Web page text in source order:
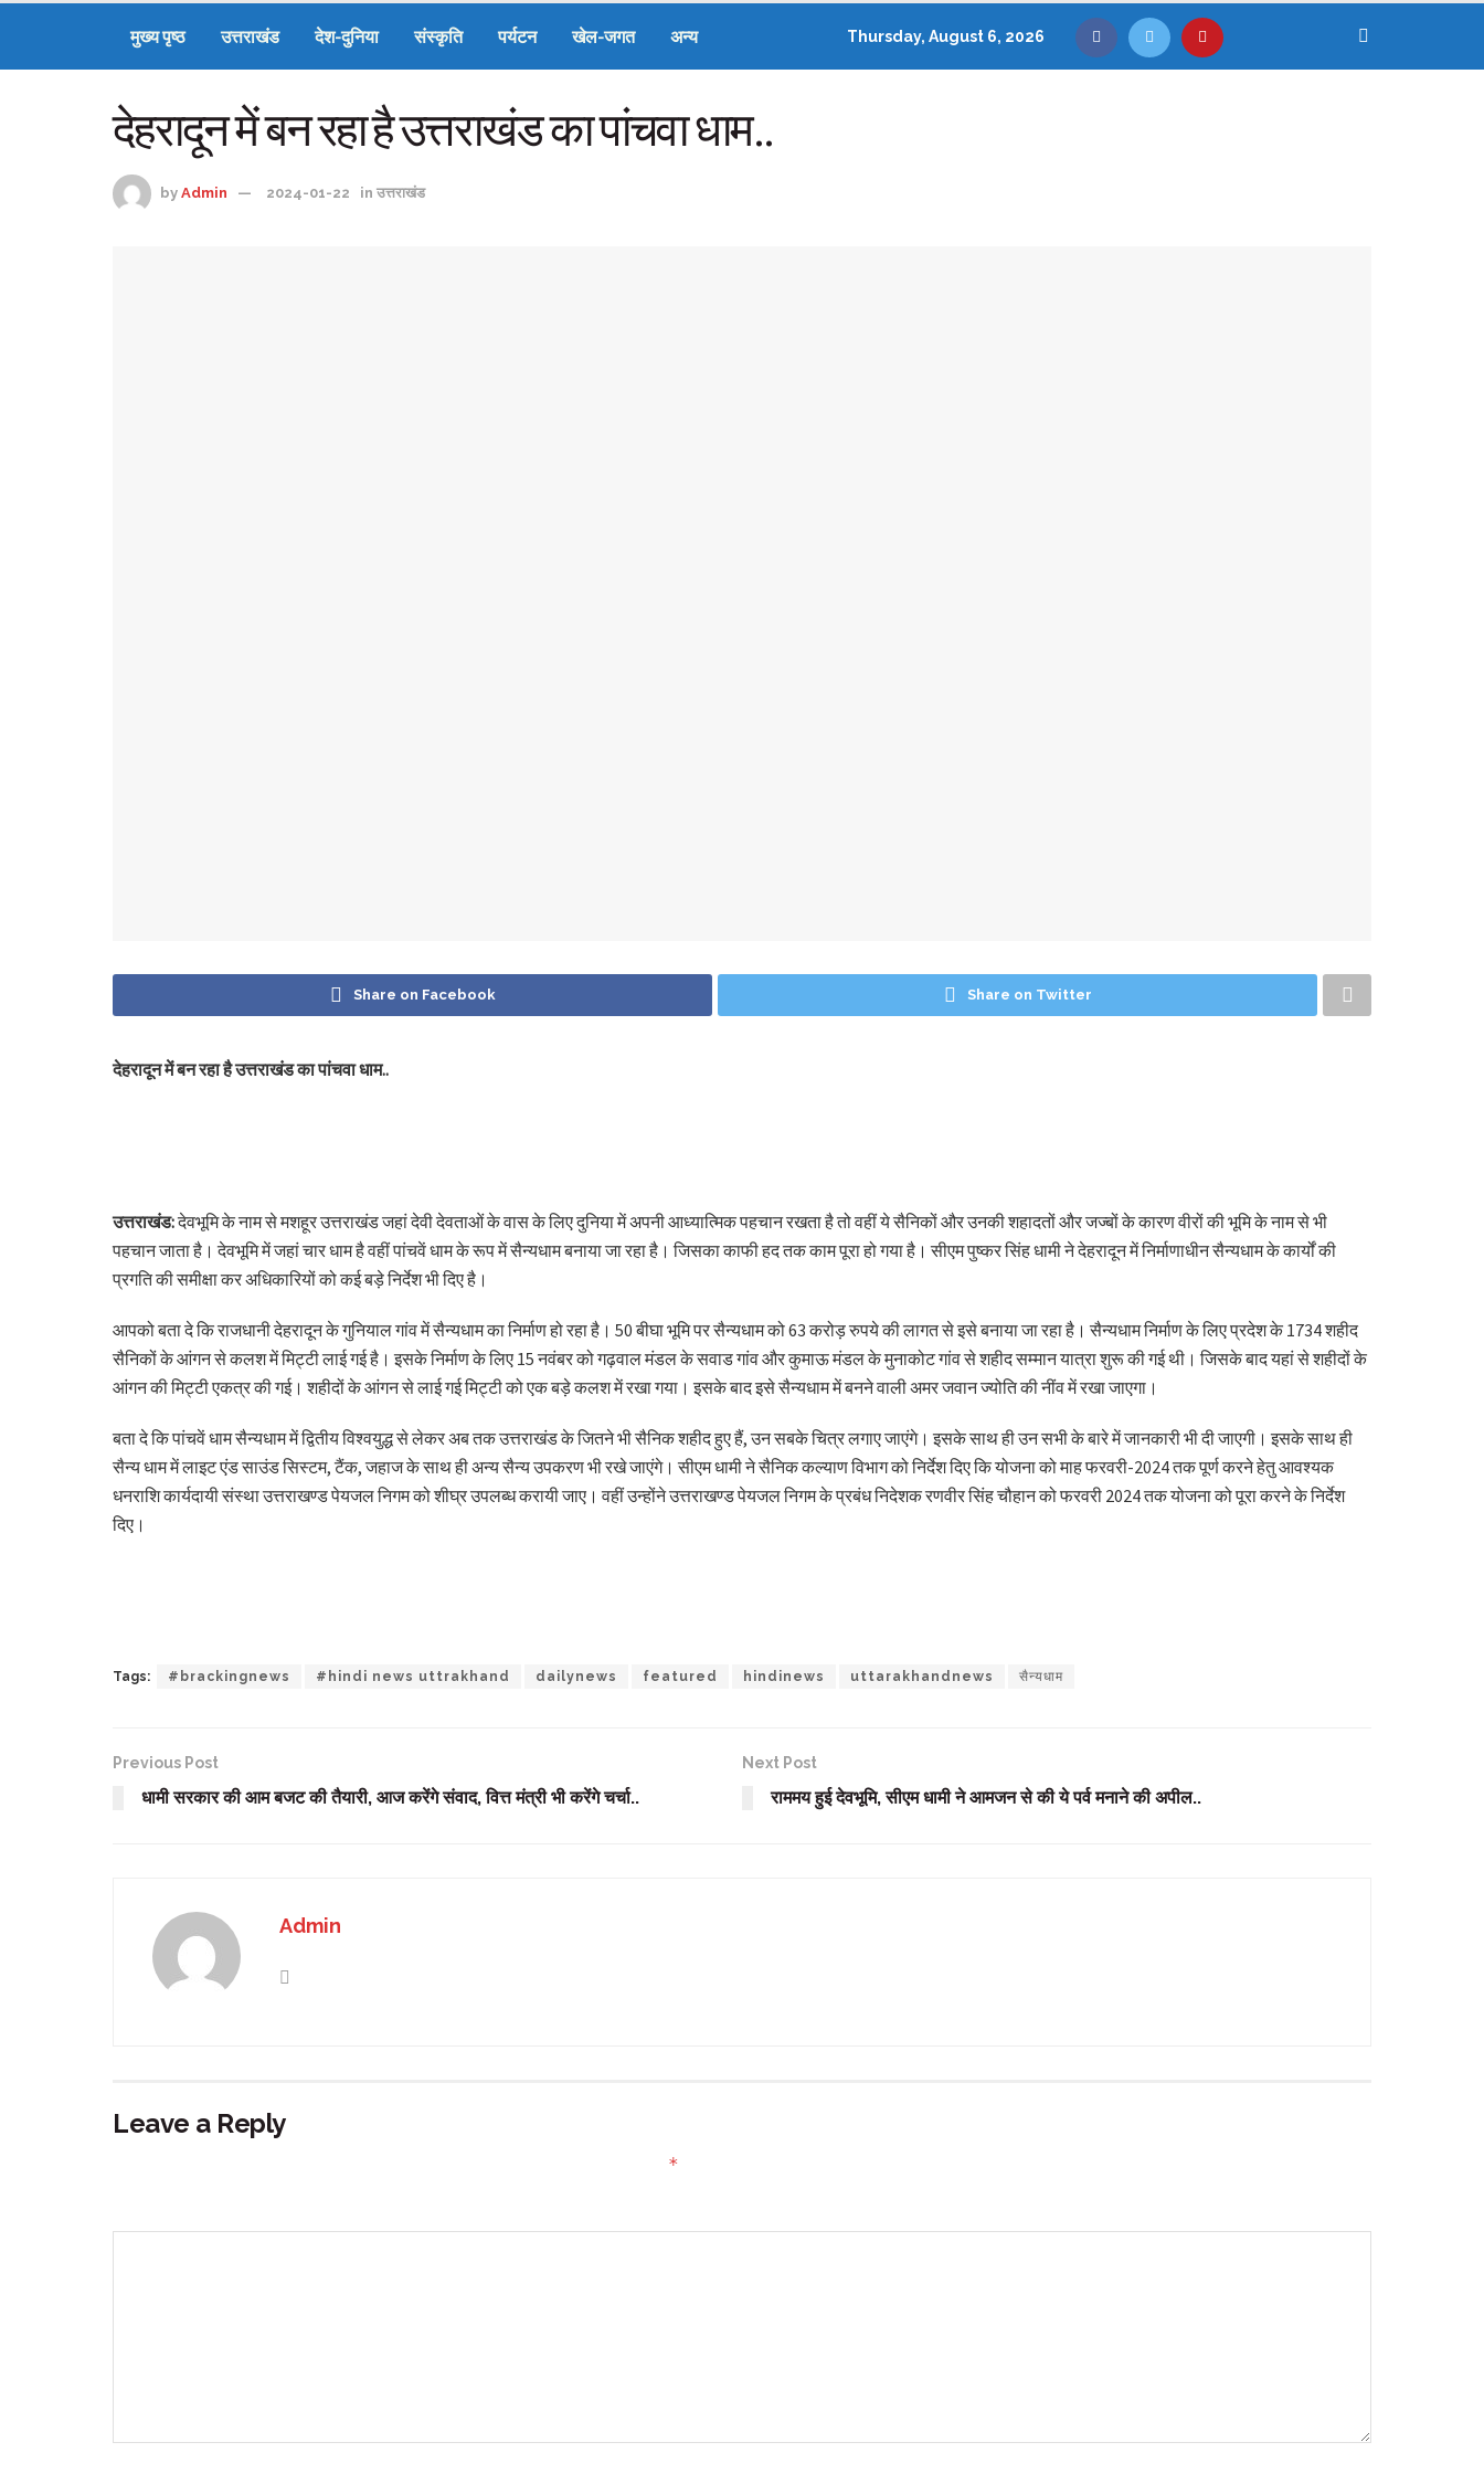
मुख्य पृष्ठ उत्तराखंड देश-दुनिया संस्कृति पर्यटन खेल-जगत अन्य Thursday, August 6, 2026
देहरादून में बन रहा है उत्तराखंड का पांचवा धाम..
by Admin 2024-01-22 in उत्तराखंड
Share on Facebook Share on Twitter
देहरादून में बन रहा है उत्तराखंड का पांचवा धाम..
उत्तराखंड:देवभूमि के नाम से मशहूर उत्तराखंड जहां देवी देवताओं के वास के लिए दुनिया में अपनी आध्यात्मिक पहचान रखता है तो वहीं ये सैनिकों और उनकी शहादतों और जज्बों के कारण वीरों की भूमि के नाम से भी
पहचान जाता है। देवभूमि में जहां चार धाम है वहीं पांचवें धाम के रूप में सैन्यधाम बनाया जा रहा है। जिसका काफी हद तक काम पूरा हो गया है। सीएम पुष्कर सिंह धामी ने देहरादून में निर्माणाधीन सैन्यधाम के कार्यों की
प्रगति की समीक्षा कर अधिकारियों को कई बड़े निर्देश भी दिए है।
आपको बता दे कि राजधानी देहरादून के गुनियाल गांव में सैन्यधाम का निर्माण हो रहा है। 50 बीघा भूमि पर सैन्यधाम को 63 करोड़ रुपये की लागत से इसे बनाया जा रहा है। सैन्यधाम निर्माण के लिए प्रदेश के 1734 शहीद
सैनिकों के आंगन से कलश में मिट्टी लाई गई है। इसके निर्माण के लिए 15 नवंबर को गढ़वाल मंडल के सवाड गांव और कुमाऊ मंडल के मुनाकोट गांव से शहीद सम्मान यात्रा शुरू की गई थी। जिसके बाद यहां से शहीदों के
आंगन की मिट्टी एकत्र की गई। शहीदों के आंगन से लाई गई मिट्टी को एक बड़े कलश में रखा गया। इसके बाद इसे सैन्यधाम में बनने वाली अमर जवान ज्योति की नींव में रखा जाएगा।
बता दे कि पांचवें धाम सैन्यधाम में द्वितीय विश्वयुद्ध से लेकर अब तक उत्तराखंड के जितने भी सैनिक शहीद हुए हैं, उन सबके चित्र लगाए जाएंगे। इसके साथ ही उन सभी के बारे में जानकारी भी दी जाएगी। इसके साथ ही
सैन्य धाम में लाइट एंड साउंड सिस्टम, टैंक, जहाज के साथ ही अन्य सैन्य उपकरण भी रखे जाएंगे। सीएम धामी ने सैनिक कल्याण विभाग को निर्देश दिए कि योजना को माह फरवरी-2024 तक पूर्ण करने हेतु आवश्यक
धनराशि कार्यदायी संस्था उत्तराखण्ड पेयजल निगम को शीघ्र उपलब्ध करायी जाए। वहीं उन्होंने उत्तराखण्ड पेयजल निगम के प्रबंध निदेशक रणवीर सिंह चौहान को फरवरी 2024 तक योजना को पूरा करने के निर्देश
दिए।
Tags: #brackingnews #hindi news uttrakhand dailynews featured hindinews uttarakhandnews सैन्यधाम
Previous Post
धामी सरकार की आम बजट की तैयारी, आज करेंगे संवाद, वित्त मंत्री भी करेंगे चर्चा..
Next Post
राममय हुई देवभूमि, सीएम धामी ने आमजन से की ये पर्व मनाने की अपील..
Admin
Leave a Reply
*